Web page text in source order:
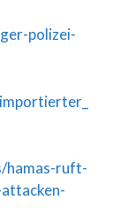
polizei-
hamas-ruft-